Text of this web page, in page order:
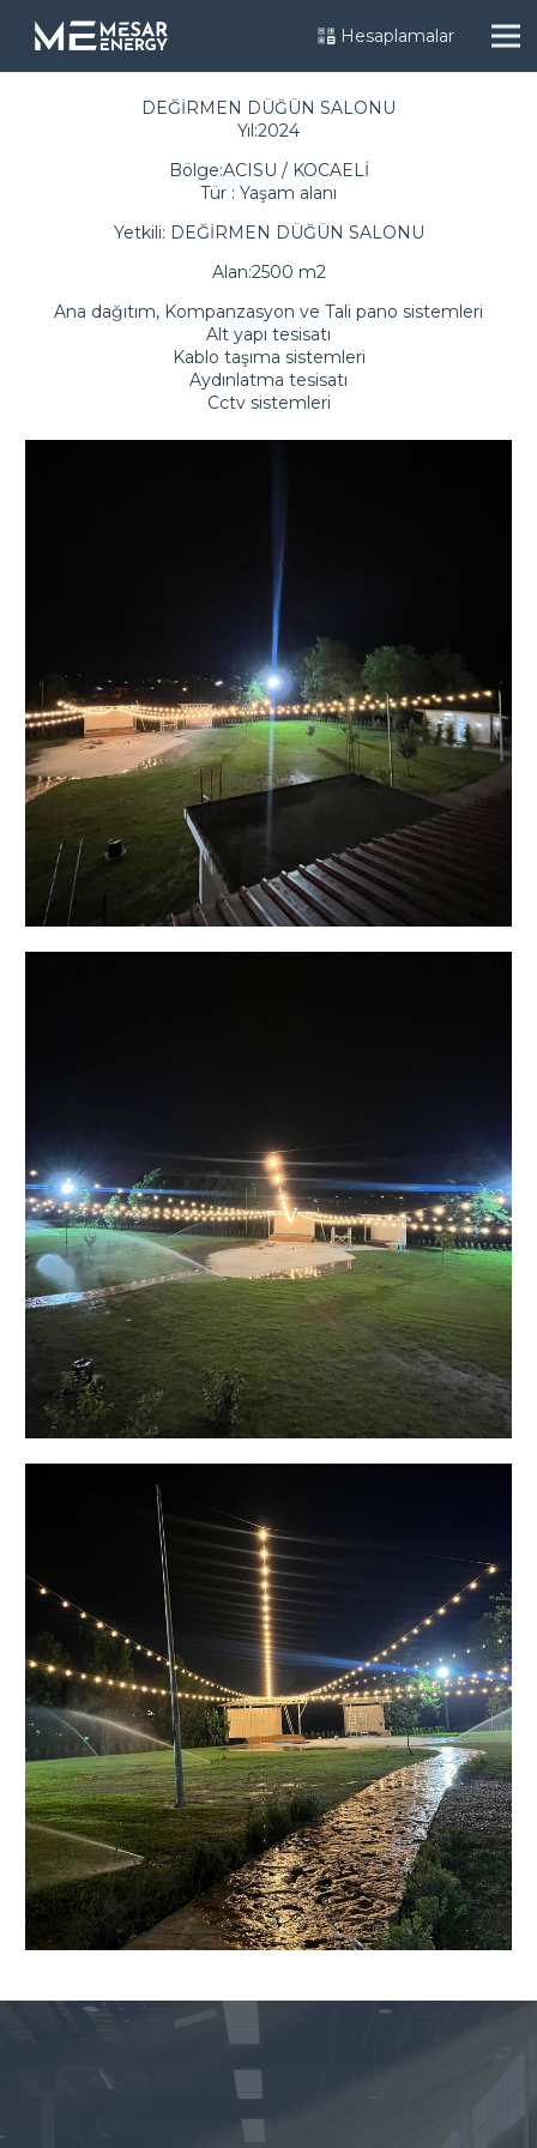
Hesaplamalar
DEĞİRMEN DÜĞÜN SALONU
Yıl:2024
Bölge:ACISU / KOCAELİ
Tür : Yaşam alanı
Yetkili: DEĞİRMEN DÜĞÜN SALONU
Alan:2500 m2
Ana dağıtım, Kompanzasyon ve Tali pano sistemleri
Alt yapı tesisatı
Kablo taşıma sistemleri
Aydınlatma tesisatı
Cctv sistemleri